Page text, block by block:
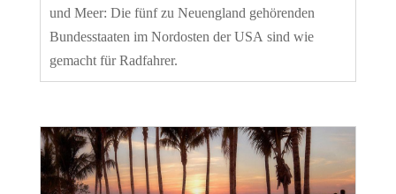
und Meer: Die fünf zu Neuengland gehörenden
Bundesstaaten im Nordosten der USA sind wie
gemacht für Radfahrer.